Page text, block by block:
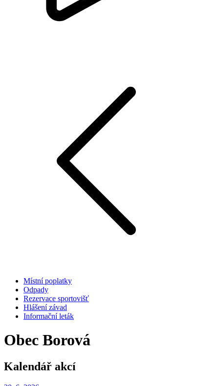
Místní poplatky
Odpady
Rezervace sportovišť
Hlášení závad
Informační leták
Obec Borová
Kalendář akcí